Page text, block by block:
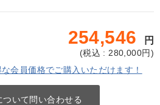
254,546 円
(税込 : 280,000円)
会員価格でご購入いただけます！
ついて問い合わせる